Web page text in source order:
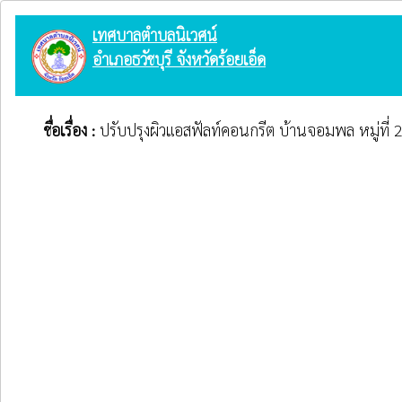
เทศบาลตำบลนิเวศน์
อำเภอธวัชบุรี จังหวัดร้อยเอ็ด
ชื่อเรื่อง : ปรับปรุงผิวแอสฟัลท์คอนกรีต บ้านจอมพล หมู่ที่ 2